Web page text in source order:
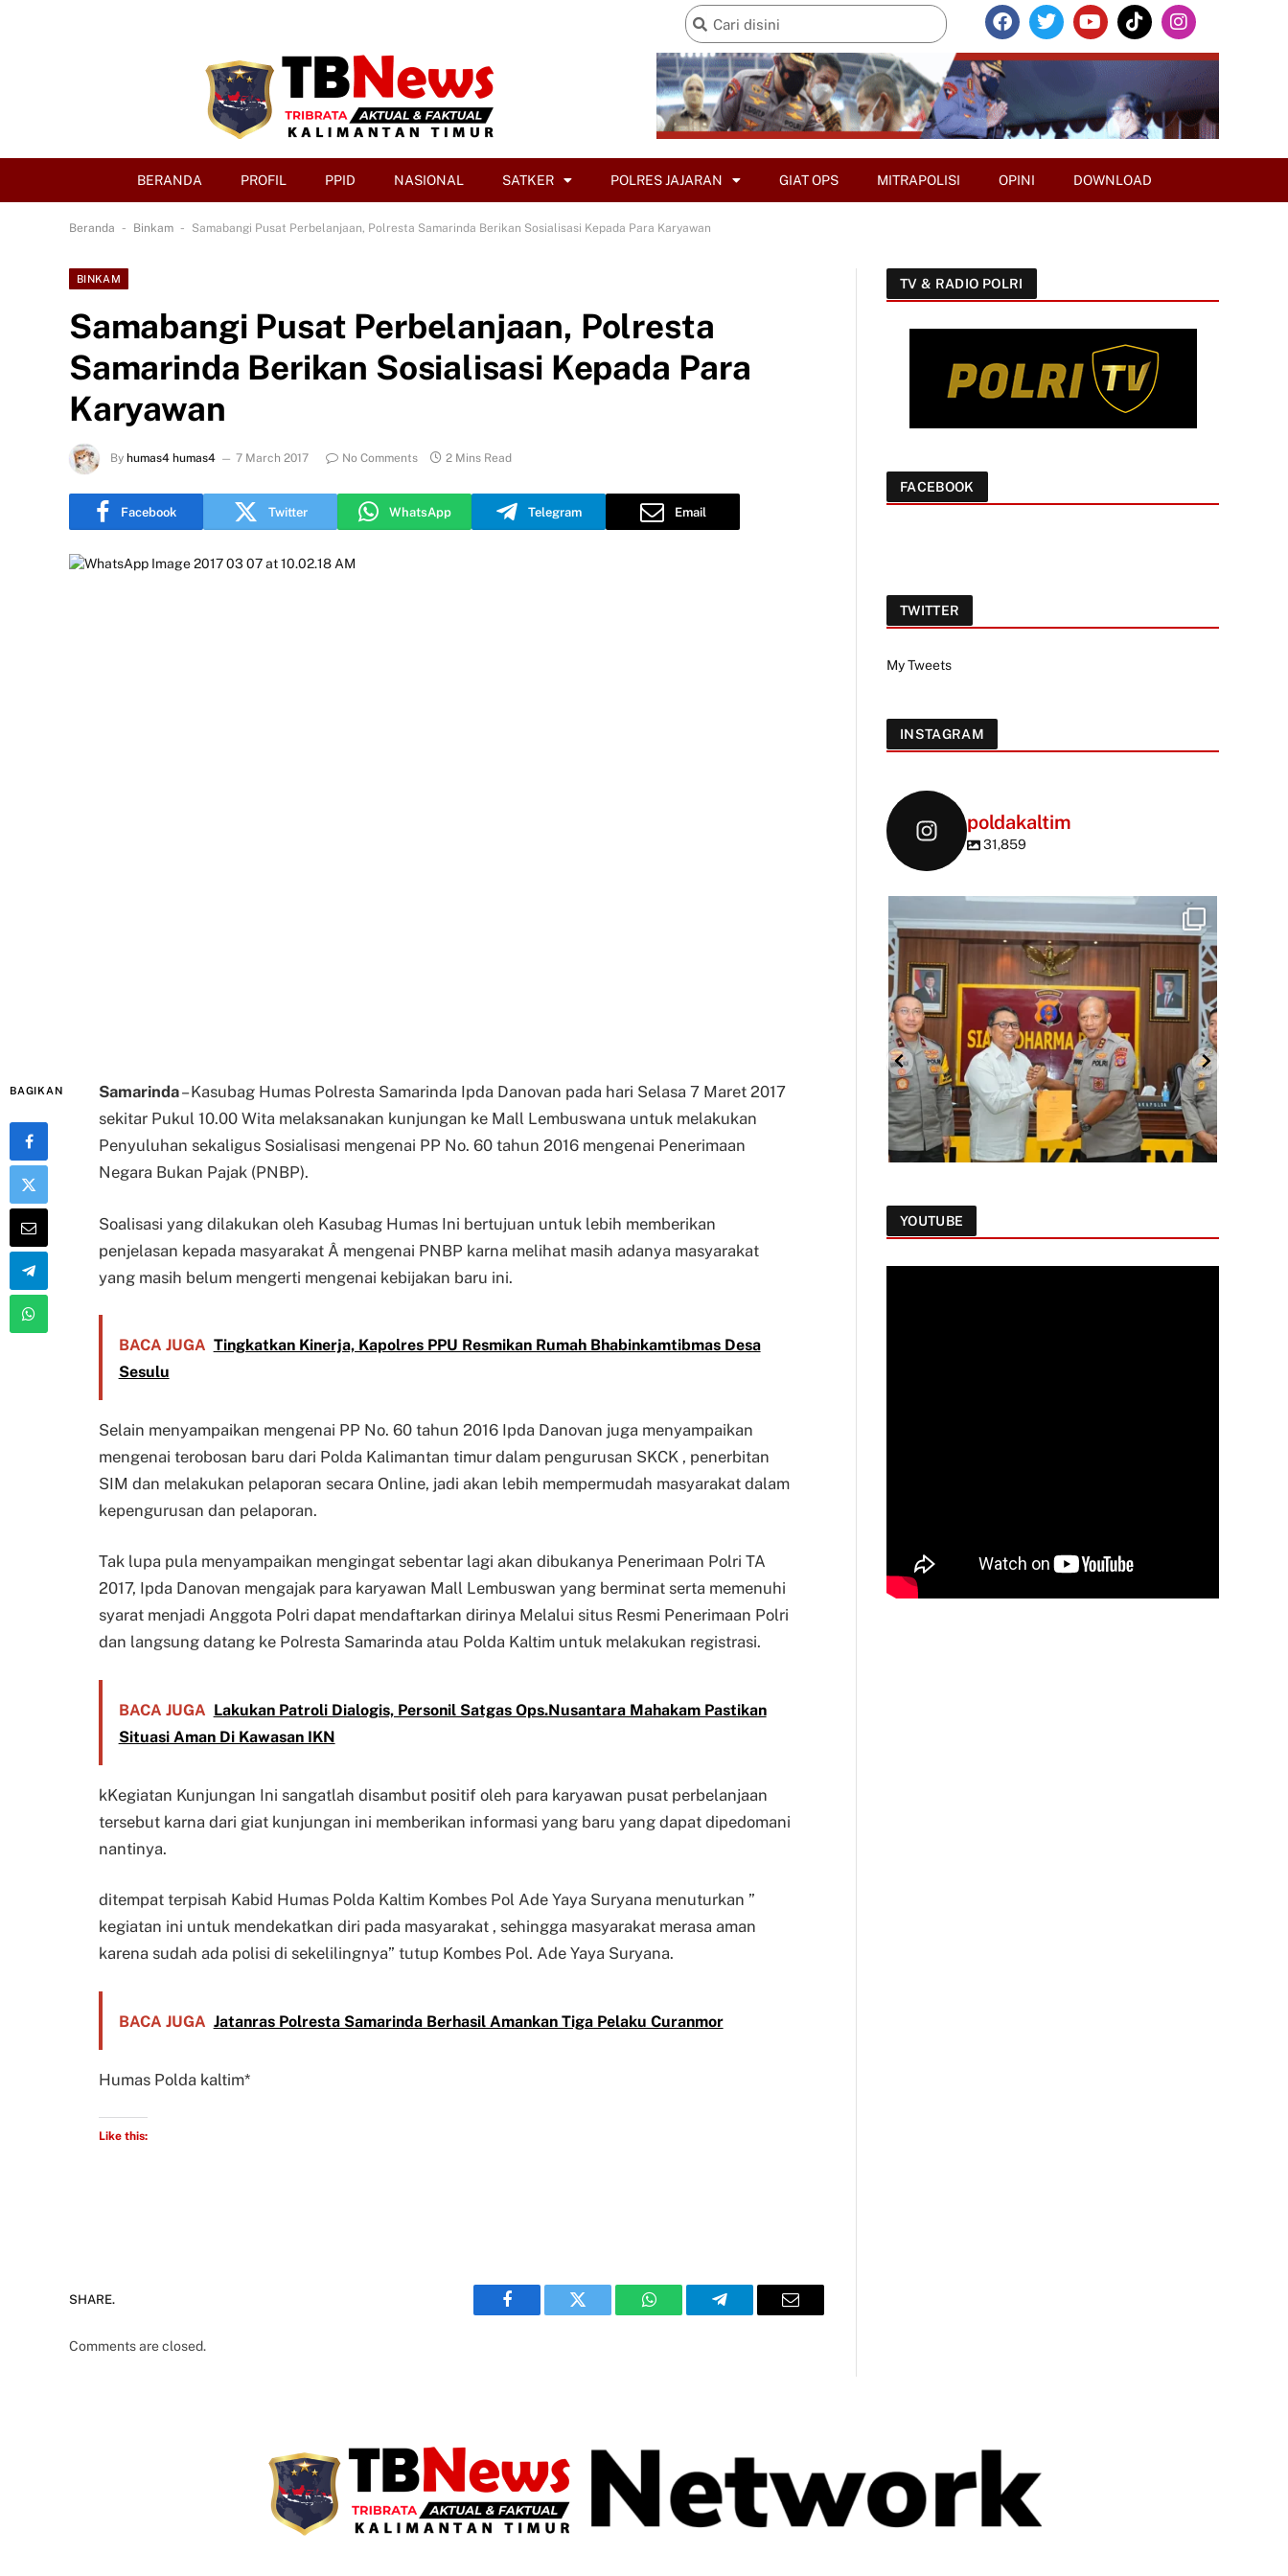
BERANDA PROFIL PPID NASIONAL SATKER POLRES JAJARAN GIAT OPS MITRAPOLISI OPINI DOWNLOAD
Beranda - Binkam - Samabangi Pusat Perbelanjaan, Polresta Samarinda Berikan Sosialisasi Kepada Para Karyawan
BINKAM
Samabangi Pusat Perbelanjaan, Polresta
Samarinda Berikan Sosialisasi Kepada Para
Karyawan
By humas4 humas4 7 March 2017 No Comments 2 Mins Read
Facebook Twitter WhatsApp Telegram Email
BAGIKAN Samarinda– Kasubag Humas Polresta Samarinda Ipda Danovan pada hari Selasa 7 Maret 2017
sekitar Pukul 10.00 Wita melaksanakan kunjungan ke Mall Lembuswana untuk melakukan
Penyuluhan sekaligus Sosialisasi mengenai PP No. 60 tahun 2016 mengenai Penerimaan
Negara Bukan Pajak (PNBP).
Soalisasi yang dilakukan oleh Kasubag Humas Ini bertujuan untuk lebih memberikan
penjelasan kepada masyarakat Â mengenai PNBP karna melihat masih adanya masyarakat
yang masih belum mengerti mengenai kebijakan baru ini.
BACA JUGA Tingkatkan Kinerja, Kapolres PPU Resmikan Rumah Bhabinkamtibmas Desa
Sesulu
Selain menyampaikan mengenai PP No. 60 tahun 2016 Ipda Danovan juga menyampaikan
mengenai terobosan baru dari Polda Kalimantan timur dalam pengurusan SKCK , penerbitan
SIM dan melakukan pelaporan secara Online, jadi akan lebih mempermudah masyarakat dalam
kepengurusan dan pelaporan.
Tak lupa pula menyampaikan mengingat sebentar lagi akan dibukanya Penerimaan Polri TA
2017, Ipda Danovan mengajak para karyawan Mall Lembuswan yang berminat serta memenuhi
syarat menjadi Anggota Polri dapat mendaftarkan dirinya Melalui situs Resmi Penerimaan Polri
dan langsung datang ke Polresta Samarinda atau Polda Kaltim untuk melakukan registrasi.
BACA JUGA Lakukan Patroli Dialogis, Personil Satgas Ops.Nusantara Mahakam Pastikan
Situasi Aman Di Kawasan IKN
kKegiatan Kunjungan Ini sangatlah disambut positif oleh para karyawan pusat perbelanjaan
tersebut karna dari giat kunjungan ini memberikan informasi yang baru yang dapat dipedomani
nantinya.
ditempat terpisah Kabid Humas Polda Kaltim Kombes Pol Ade Yaya Suryana menuturkan ”
kegiatan ini untuk mendekatkan diri pada masyarakat , sehingga masyarakat merasa aman
karena sudah ada polisi di sekelilingnya” tutup Kombes Pol. Ade Yaya Suryana.
BACA JUGA Jatanras Polresta Samarinda Berhasil Amankan Tiga Pelaku Curanmor
Humas Polda kaltim*
Like this:
SHARE.
Facebook Twitter WhatsAppTelegram Email
Comments are closed.
TV & RADIO POLRI
FACEBOOK
TWITTER
My Tweets
INSTAGRAM
poldakaltim
31,859
YOUTUBE